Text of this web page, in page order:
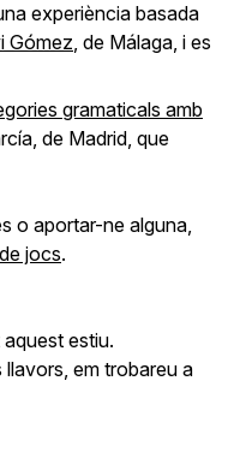
experiència basada
Gómez, de Málaga, i es
gramaticals amb
de Madrid, que
o aportar-ne alguna,
jocs.
estiu.
em trobareu a